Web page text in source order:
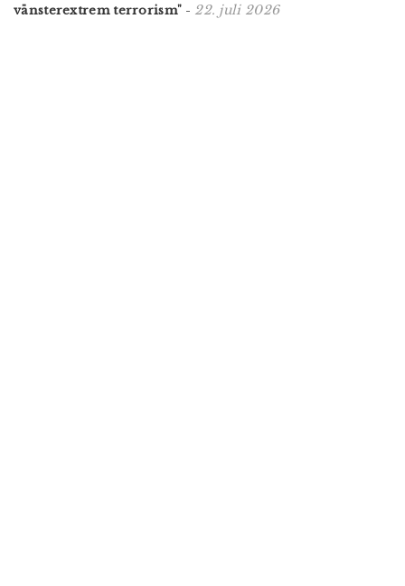
vänsterextrem terrorism" - 22. juli 2026